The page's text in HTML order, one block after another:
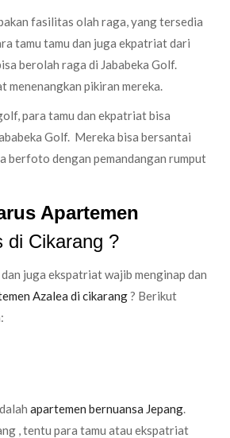
fasilitas olah raga, yang tersedia
tamu tamu dan juga ekpatriat dari
berolah raga di Jababeka Golf.
menenangkan pikiran mereka.
para tamu dan ekpatriat bisa
Golf. Mereka bisa bersantai
berfoto dengan pemandangan rumput
Apartemen
di Cikarang ?
juga ekspatriat wajib menginap dan
Azalea di cikarang? Berikut
apartemen bernuansa Jepang.
, tentu para tamu atau ekspatriat